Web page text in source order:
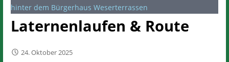
Laternenlaufen & Route
24. Oktober 2025